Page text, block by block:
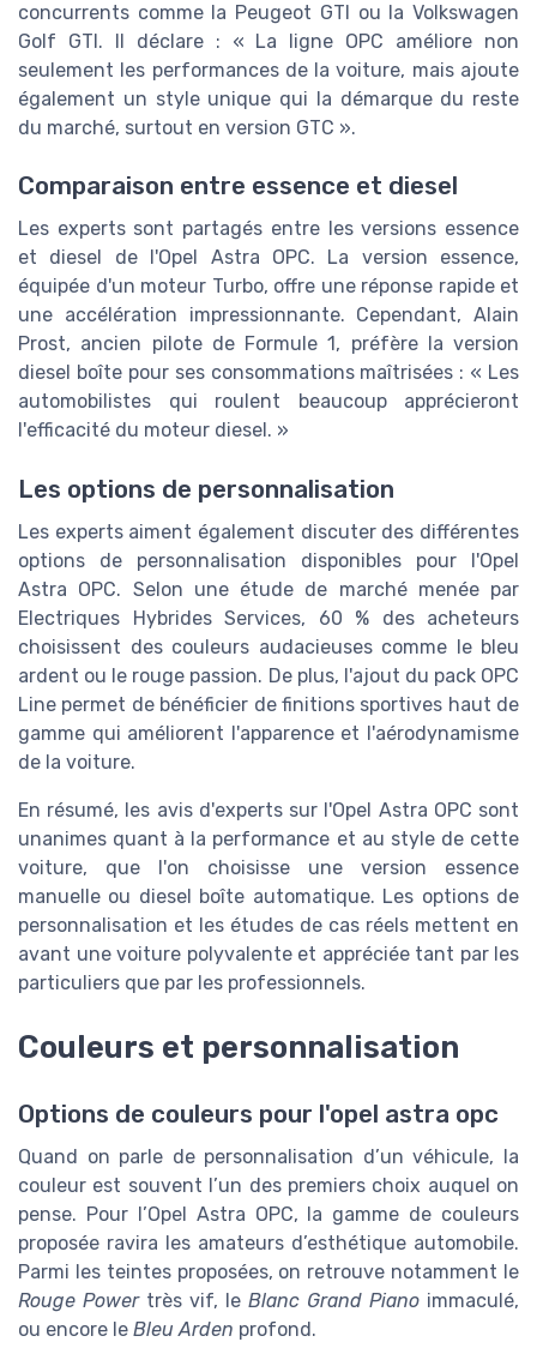
concurrents comme la Peugeot GTI ou la Volkswagen
Golf GTI. Il déclare : « La ligne OPC améliore non
seulement les performances de la voiture, mais ajoute
également un style unique qui la démarque du reste
du marché, surtout en version GTC ».
Comparaison entre essence et diesel
Les experts sont partagés entre les versions essence
et diesel de l'Opel Astra OPC. La version essence,
équipée d'un moteur Turbo, offre une réponse rapide et
une accélération impressionnante. Cependant, Alain
Prost, ancien pilote de Formule 1, préfère la version
diesel boîte pour ses consommations maîtrisées : « Les
automobilistes qui roulent beaucoup apprécieront
l'efficacité du moteur diesel. »
Les options de personnalisation
Les experts aiment également discuter des différentes
options de personnalisation disponibles pour l'Opel
Astra OPC. Selon une étude de marché menée par
Electriques Hybrides Services, 60 % des acheteurs
choisissent des couleurs audacieuses comme le bleu
ardent ou le rouge passion. De plus, l'ajout du pack OPC
Line permet de bénéficier de finitions sportives haut de
gamme qui améliorent l'apparence et l'aérodynamisme
de la voiture.
En résumé, les avis d'experts sur l'Opel Astra OPC sont
unanimes quant à la performance et au style de cette
voiture, que l'on choisisse une version essence
manuelle ou diesel boîte automatique. Les options de
personnalisation et les études de cas réels mettent en
avant une voiture polyvalente et appréciée tant par les
particuliers que par les professionnels.
Couleurs et personnalisation
Options de couleurs pour l'opel astra opc
Quand on parle de personnalisation d’un véhicule, la
couleur est souvent l’un des premiers choix auquel on
pense. Pour l’Opel Astra OPC, la gamme de couleurs
proposée ravira les amateurs d’esthétique automobile.
Parmi les teintes proposées, on retrouve notamment le
Rouge Powertrès vif, le Blanc Grand Piano immaculé,
ou encore le Bleu Arden profond.